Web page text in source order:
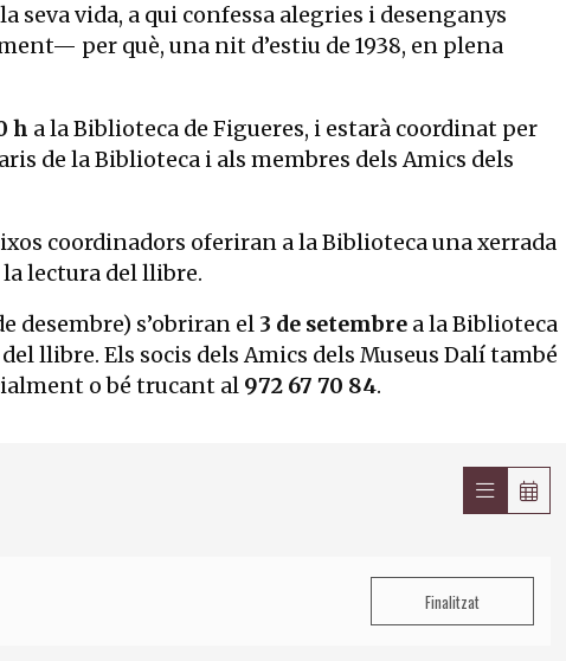
la seva vida, a qui confessa alegries i desenganys
per què, una nit d’estiu de 1938, en plena
h a la Biblioteca de Figueres, i estarà coordinat per
de la Biblioteca i als membres dels Amics dels
coordinadors oferiran a la Biblioteca una xerrada
lectura del llibre.
desembre) s’obriran el 3 de setembre a la Biblioteca
llibre. Els socis dels Amics dels Museus Dalí també
o bé trucant al 972 67 70 84.
Finalitzat